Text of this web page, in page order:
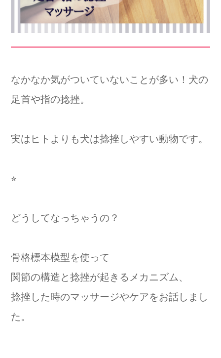
なかなか気がついていないことが多い！犬の
足首や指の捻挫。
実はヒトよりも犬は捻挫しやすい動物です。
⭐︎
どうしてなっちゃうの？
骨格標本模型を使って
関節の構造と捻挫が起きるメカニズム、
捻挫した時のマッサージやケアをお話しまし
た。